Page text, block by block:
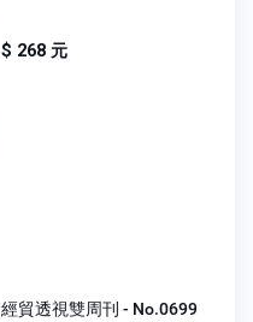
$ 268 元
經貿透視雙周刊 - No.0699